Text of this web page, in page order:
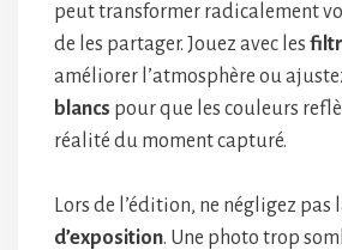
peut transformer radicalement
de les partager. Jouez avec les
améliorer l’atmosphère ou
blancs pour que les couleurs
réalité du moment capturé.
Lors de l’édition, ne négligez pas
d’exposition. Une photo trop